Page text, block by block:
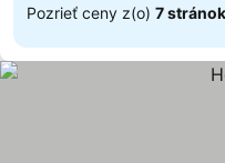
Pozrieť ceny z(o) 7 stránok